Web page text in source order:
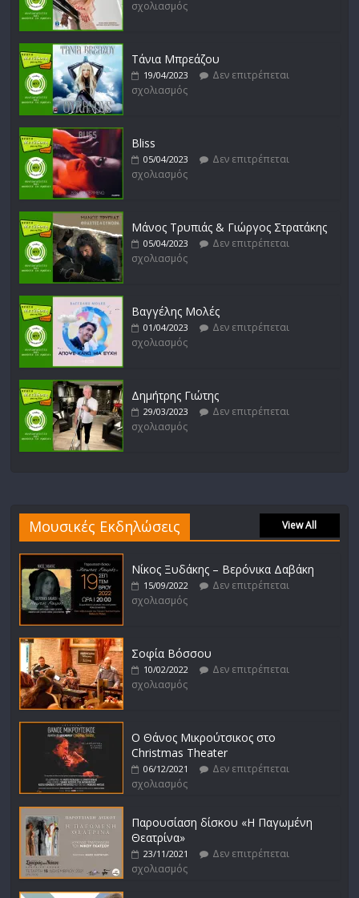
σχολιασμός
σχολιασμός
Τάνια Μπρεάζου
19/04/2023
Δεν επιτρέπεται
σχολιασμός
Bliss
05/04/2023
Δεν επιτρέπεται
σχολιασμός
Μάνος Τρυπιάς & Γιώργος Στρατάκης
05/04/2023
Δεν επιτρέπεται
σχολιασμός
Βαγγέλης Μολές
01/04/2023
Δεν επιτρέπεται
σχολιασμός
Δημήτρης Γιώτης
29/03/2023
Δεν επιτρέπεται
σχολιασμός
Μουσικές Εκδηλώσεις View All
Νίκος Ξυδάκης – Βερόνικα Δαβάκη
15/09/2022
Δεν επιτρέπεται
σχολιασμός
Σοφία Βόσσου
10/02/2022
Δεν επιτρέπεται
σχολιασμός
Ο Θάνος Μικρούτσικος στο
Christmas Theater
06/12/2021
Δεν επιτρέπεται
σχολιασμός
Παρουσίαση δίσκου «Η Παγωμένη
Θεατρίνα»
23/11/2021
Δεν επιτρέπεται
σχολιασμός